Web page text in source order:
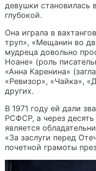
девушки становилась
глубокой.
Она играла в
труп», «Мещанин во
мудреца довольно
Ноане» (роль
«Анна Каренина»
«Ревизор», «Чайка»,
других.
В 1971 году ей дали
РСФСР, а через
является
«За заслуги перед
почетной грамоты